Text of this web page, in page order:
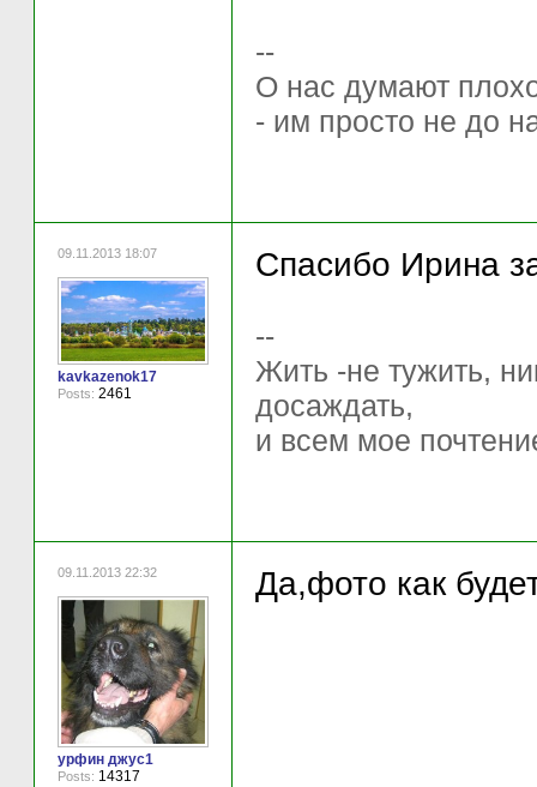
--
О нас думают
- им просто не до
09.11.2013 18:07
kavkazenok17
Posts: 2461
Спасибо Ирина
--
Жить -не тужить,
досаждать,
и всем мое
09.11.2013 22:32
урфин джус1
Posts: 14317
Да,фото как